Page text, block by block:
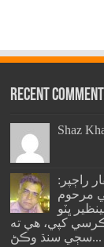
Recent
Shaz
راڄپر:
مرحوم
ڀٽو
کپي، هي ته
سڄي سنڌ وڪڻ...